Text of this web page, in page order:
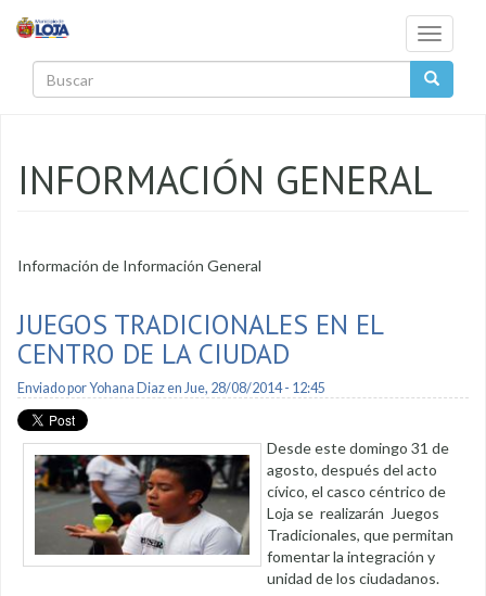
Toggle
INFORMACIÓN GENERAL
Información de Información General
JUEGOS TRADICIONALES EN EL
CENTRO DE LA CIUDAD
Enviado porYohana Diazen Jue, 28/08/2014 - 12:45
Desde este domingo 31 de
agosto, después del acto
cívico, el casco céntrico de
Loja se realizarán Juegos
Tradicionales, que permitan
fomentar la integración y
unidad de los ciudadanos.